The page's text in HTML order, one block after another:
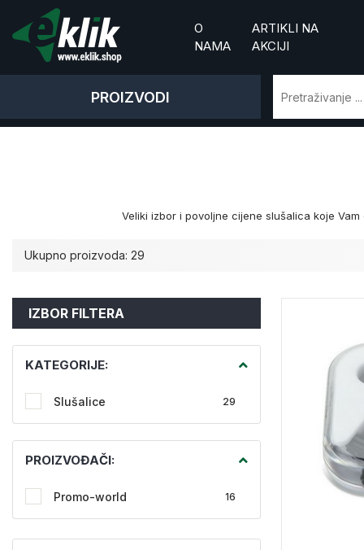
O
NAMA
ARTIKLI NA
AKCIJI
PROIZVODI
Veliki izbor i povoljne cijene slušalica koje
Ukupno proizvoda: 29
IZBOR FILTERA
KATEGORIJE:
Slušalice 29
PROIZVOĐAČI:
Promo-world 16